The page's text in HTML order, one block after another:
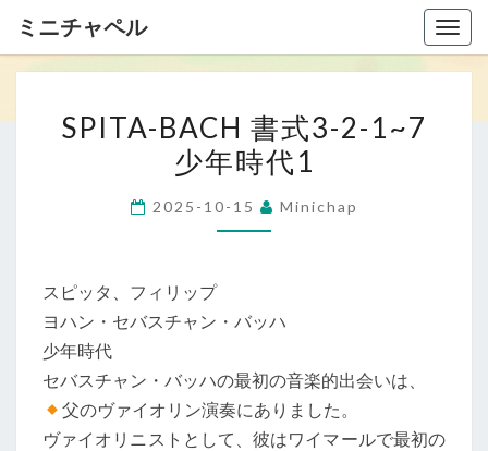
ミニチャペル
P
I
A
H
書
式
SPITA-BACH 書式3-2-1~7
少年時代1
2025-10-15 Minichap
スピッタ、フィリップ
ヨハン・セバスチャン・バッハ
少年時代
セバスチャン・バッハの最初の音楽的出会いは、
父のヴァイオリン演奏にありました。
ヴァイオリニストとして、彼はワイマールで最初の